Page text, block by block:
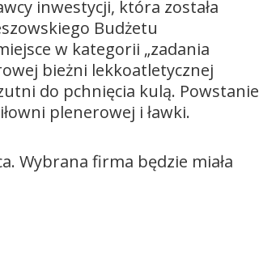
inwestycji, która została
Budżetu
w kategorii „zadania
bieżni lekkoatletycznej
do pchnięcia kulą. Powstanie
plenerowej i ławki.
Wybrana firma będzie miała